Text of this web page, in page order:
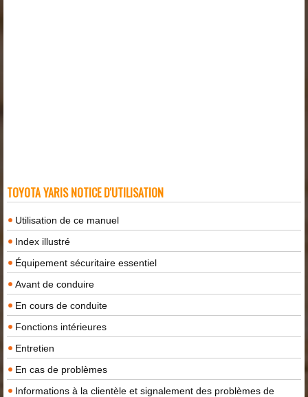
TOYOTA YARIS NOTICE D'UTILISATION
Utilisation de ce manuel
Index illustré
Équipement sécuritaire essentiel
Avant de conduire
En cours de conduite
Fonctions intérieures
Entretien
En cas de problèmes
Informations à la clientèle et signalement des problèmes de